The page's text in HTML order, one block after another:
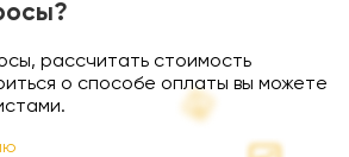
рассчитать стоимость
о способе оплаты вы можете